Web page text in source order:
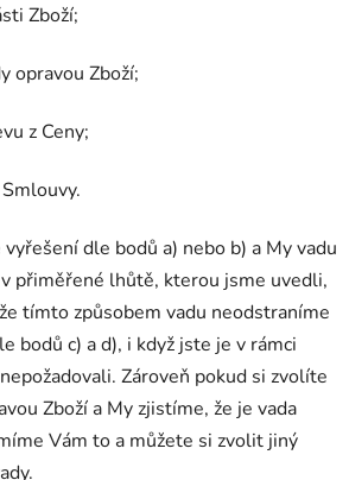
Zboží;
opravou Zboží;
z Ceny;
dle bodů a) nebo b) a My vadu
přiměřené lhůtě, kterou jsme uvedli,
tímto způsobem vadu neodstraníme
bodů c) a d), i když jste je v rámci
Zároveň pokud si zvolíte
Zboží a My zjistíme, že je vada
Vám to a můžete si zvolit jiný